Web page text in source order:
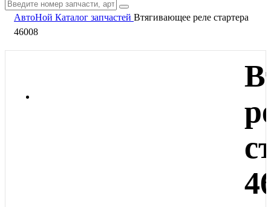
АвтоНой Каталог запчастей Втягивающее реле стартера
46008